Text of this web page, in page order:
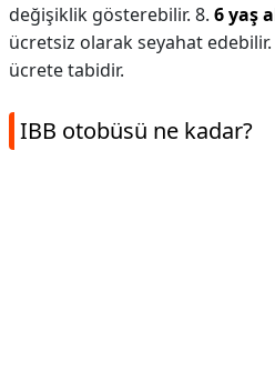
değişiklik gösterebilir. 8. 6 yaş
ücretsiz olarak seyahat
ücrete tabidir.
IBB otobüsü ne kadar?